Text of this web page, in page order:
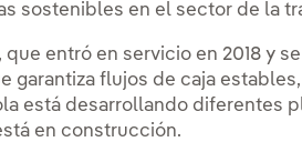
sostenibles en el sector de la
que entró en servicio en 2018 y
garantiza flujos de caja
está desarrollando diferentes
en construcción.